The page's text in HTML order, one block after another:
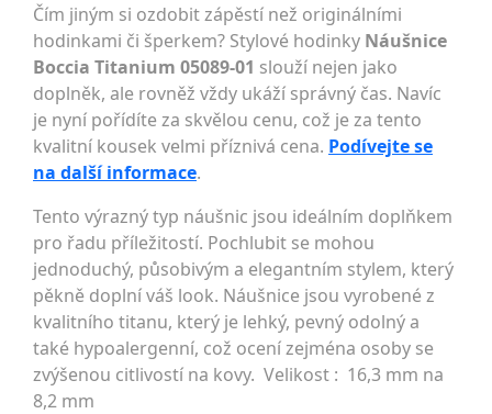
Čím jiným si ozdobit zápěstí než originálními
hodinkami či šperkem? Stylové hodinky Náušnice
Boccia Titanium 05089-01 slouží nejen jako
doplněk, ale rovněž vždy ukáží správný čas. Navíc
je nyní pořídíte za skvělou cenu, což je za tento
kvalitní kousek velmi příznivá cena. Podívejte se
na další informace.
Tento výrazný typ náušnic jsou ideálním doplňkem
pro řadu příležitostí. Pochlubit se mohou
jednoduchý, působivým a elegantním stylem, který
pěkně doplní váš look. Náušnice jsou vyrobené z
kvalitního titanu, který je lehký, pevný odolný a
také hypoalergenní, což ocení zejména osoby se
zvýšenou citlivostí na kovy. Velikost : 16,3 mm na
8,2 mm